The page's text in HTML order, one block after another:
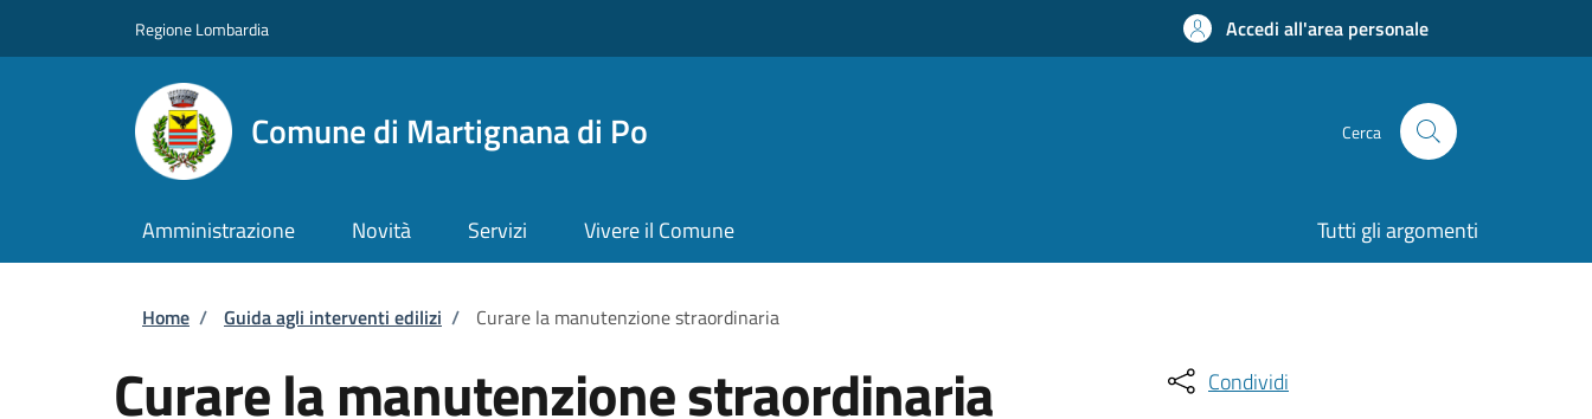
Regione Lombardia Accedi all'area personale
Comune di Martignana di Po Cerca
Amministrazione Novità Servizi Vivere il Comune Tutti gli argomenti
Briciole di pane
Home / Guida agli interventi edilizi / Curare la manutenzione straordinaria
Curare la manutenzione straordinaria Condividi